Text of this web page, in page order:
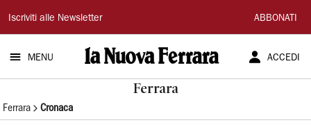
La
Nuova
Ferrara
Iscriviti alle Newsletter ABBONATI
MENU ACCEDI
Ferrara
Ferrara Cronaca